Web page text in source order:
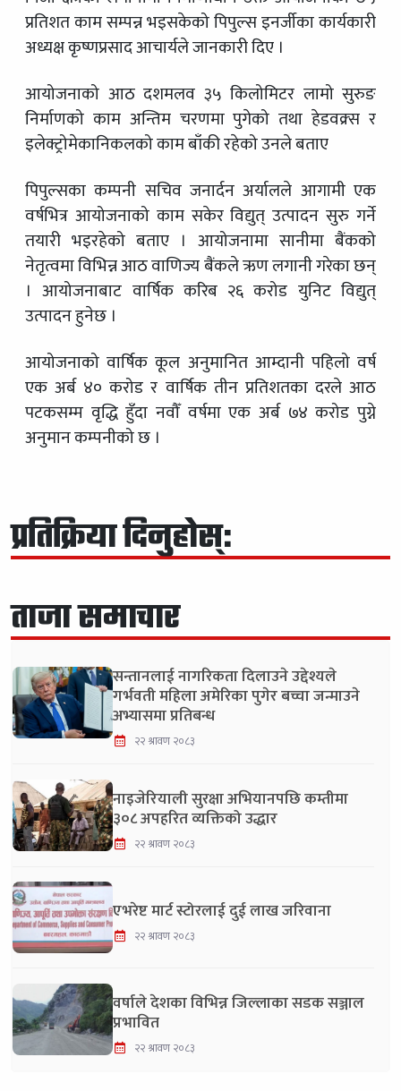
प्रतिशत काम सम्पन्न भइसकेको पिपुल्स इनर्जीका कार्यकारी
अध्यक्ष कृष्णप्रसाद आचार्यले जानकारी दिए ।
आयोजनाको आठ दशमलव ३५ किलोमिटर लामो सुरुङ
निर्माणको काम अन्तिम चरणमा पुगेको तथा हेडवक्र्स र
इलेक्ट्रोमेकानिकलको काम बाँकी रहेको उनले बताए
पिपुल्सका कम्पनी सचिव जनार्दन अर्यालले आगामी एक
वर्षभित्र आयोजनाको काम सकेर विद्युत् उत्पादन सुरु गर्ने
तयारी भइरहेको बताए । आयोजनामा सानीमा बैंकको
नेतृत्वमा विभिन्न आठ वाणिज्य बैंकले ऋण लगानी गरेका छन्
। आयोजनाबाट वार्षिक करिब २६ करोड युनिट विद्युत्
उत्पादन हुनेछ ।
आयोजनाको वार्षिक कूल अनुमानित आम्दानी पहिलो वर्ष
एक अर्ब ४० करोड र वार्षिक तीन प्रतिशतका दरले आठ
पटकसम्म वृद्धि हुँदा नवौँ वर्षमा एक अर्ब ७४ करोड पुग्ने
अनुमान कम्पनीको छ ।
प्रतिक्रिया दिनुहोस्:
ताजा समाचार
सन्तानलाई नागरिकता दिलाउने उद्देश्यले
गर्भवती महिला अमेरिका पुगेर बच्चा जन्माउने
अभ्यासमा प्रतिबन्ध
२२ श्रावण २०८३
नाइजेरियाली सुरक्षा अभियानपछि कम्तीमा
३०८ अपहरित व्यक्तिको उद्धार
२२ श्रावण २०८३
एभरेष्ट मार्ट स्टोरलाई दुई लाख जरिवाना
२२ श्रावण २०८३
वर्षाले देशका विभिन्न जिल्लाका सडक सञ्जाल
प्रभावित
२२ श्रावण २०८३